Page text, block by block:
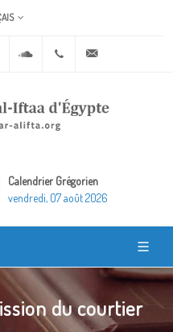
Instagram Soundcloud+20 2 25970400
Calendrier Grégorien
vendredi, 07 août 2026
du courtier